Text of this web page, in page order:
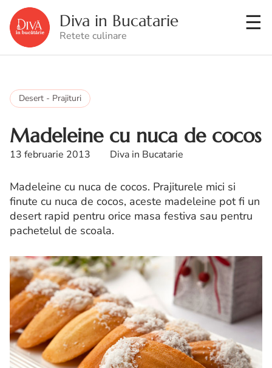
Diva in Bucatarie
Retete culinare
Desert - Prajituri
Madeleine cu nuca de cocos
13 februarie 2013 Diva in Bucatarie
Madeleine cu nuca de cocos. Prajiturele mici si
finute cu nuca de cocos, aceste madeleine pot fi un
desert rapid pentru orice masa festiva sau pentru
pachetelul de scoala.